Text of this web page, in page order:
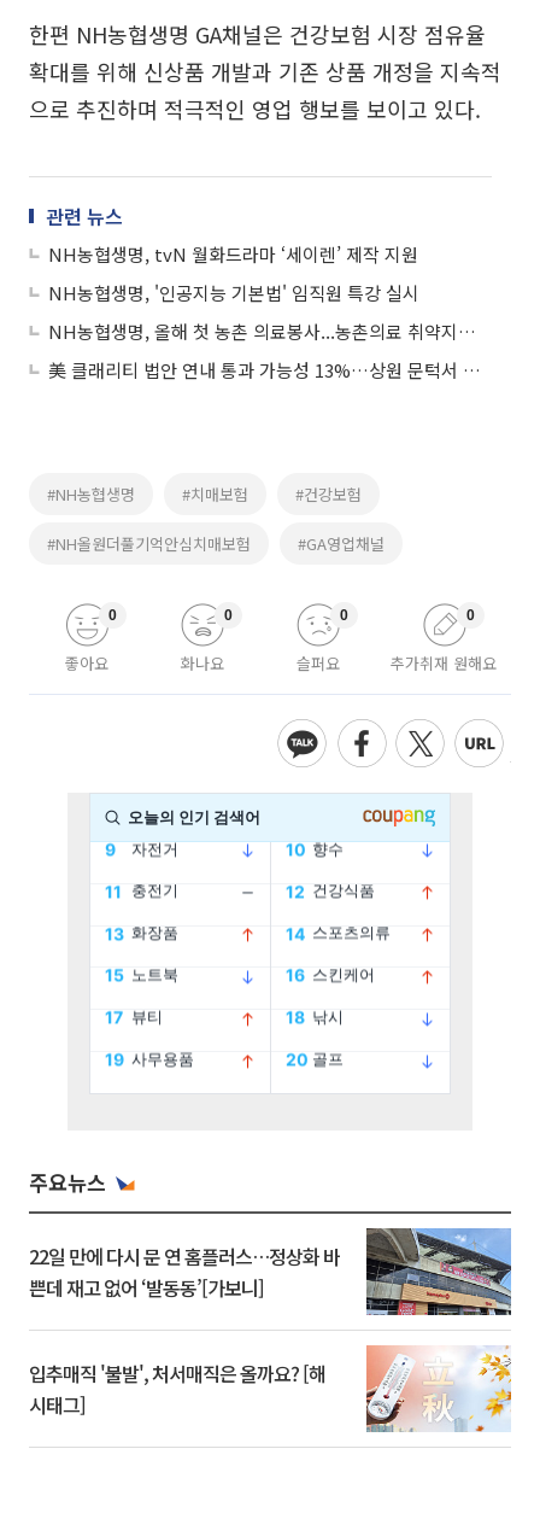
한편 NH농협생명 GA채널은 건강보험 시장 점유율
확대를 위해 신상품 개발과 기존 상품 개정을 지속적
으로 추진하며 적극적인 영업 행보를 보이고 있다.
관련 뉴스
NH농협생명, tvN 월화드라마 ‘세이렌’ 제작 지원
NH농협생명, '인공지능 기본법' 임직원 특강 실시
NH농협생명, 올해 첫 농촌 의료봉사...농촌의료 취약지역 지원
美 클래리티 법안 연내 통과 가능성 13%…상원 문턱서 제동
#NH농협생명 #치매보험 #건강보험
#NH올원더풀기억안심치매보험 #GA영업채널
좋아요
0
화나요
0
슬퍼요
0
추가취재 원해요
0
주요뉴스
22일 만에 다시 문 연 홈플러스…정상화 바
쁜데 재고 없어 ‘발동동’[가보니]
입추매직 '불발', 처서매직은 올까요? [해
시태그]